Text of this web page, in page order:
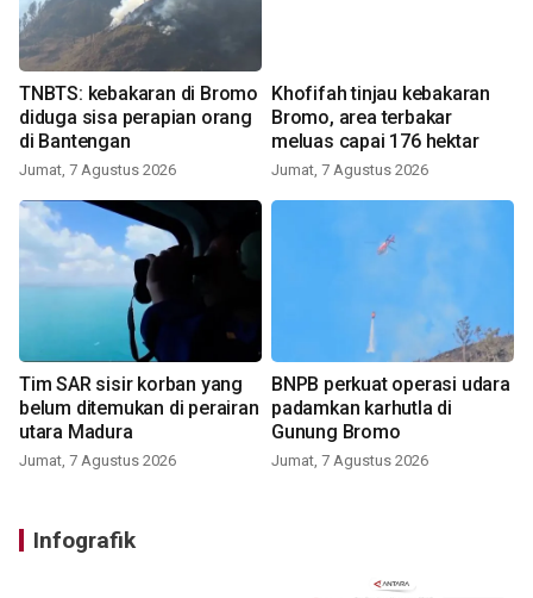
TNBTS: kebakaran di Bromo
diduga sisa perapian orang
di Bantengan
Jumat, 7 Agustus 2026
Khofifah tinjau kebakaran
Bromo, area terbakar
meluas capai 176 hektar
Jumat, 7 Agustus 2026
Tim SAR sisir korban yang
belum ditemukan di perairan
utara Madura
Jumat, 7 Agustus 2026
BNPB perkuat operasi udara
padamkan karhutla di
Gunung Bromo
Jumat, 7 Agustus 2026
Infografik